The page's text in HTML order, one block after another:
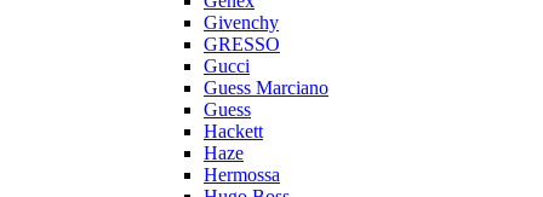
Givenchy
GRESSO
Gucci
Guess Marciano
Guess
Hackett
Haze
Hermossa